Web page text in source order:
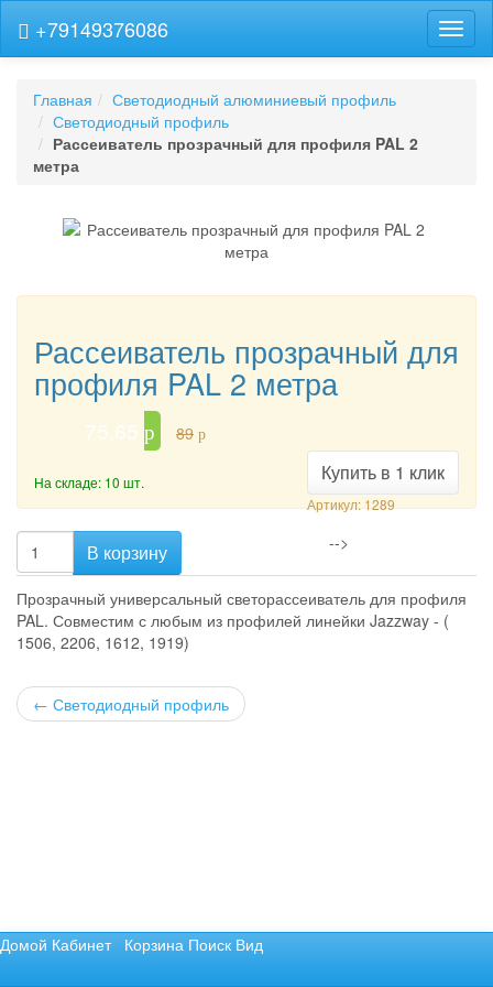
+79149376086
Главная
Светодиодный алюминиевый профиль
Светодиодный профиль
Рассеиватель прозрачный для профиля PAL 2
метра
Рассеиватель прозрачный для
профиля PAL 2 метра
75.65 p 89 p
Купить в 1 клик
Артикул: 1289
На складе: 10 шт.
В корзину -->
Прозрачный универсальный светорассеиватель для профиля
PAL. Совместим с любым из профилей линейки Jazzway - (
1506, 2206, 1612, 1919)
← Светодиодный профиль
Домой Кабинет Корзина Поиск Вид